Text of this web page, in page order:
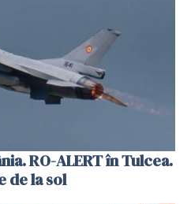
RO-ALERT în Tulcea.
de la sol